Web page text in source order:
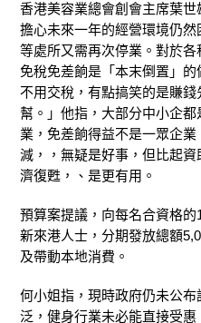
香港美容業總會創會主席葉世
擔心未來一年的經營環境仍
等處所又需再次停業。對於
免稅免差餉是「本末倒置」
不用交稅，有點搞笑的是賺
幫。」他指，大部分中小企
業，免差餉得益不是一眾企
減，，無疑是好事，但比起
濟復甦，、是更有用。
預算案提議，向每名合資格
新來港人士，分期發放總額
及帶動本地消費。
何小姐指，現時政府仍未公
泛，健身行業未必能直接受